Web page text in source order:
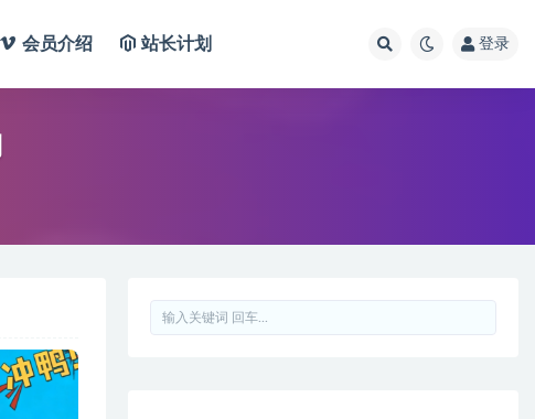
会员介绍 站长计划 登录